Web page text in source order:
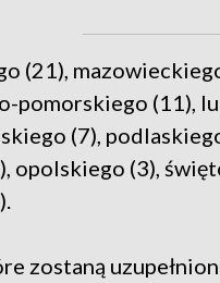
(21),
pomorskiego (11),
(7),
opolskiego (3),
zostaną